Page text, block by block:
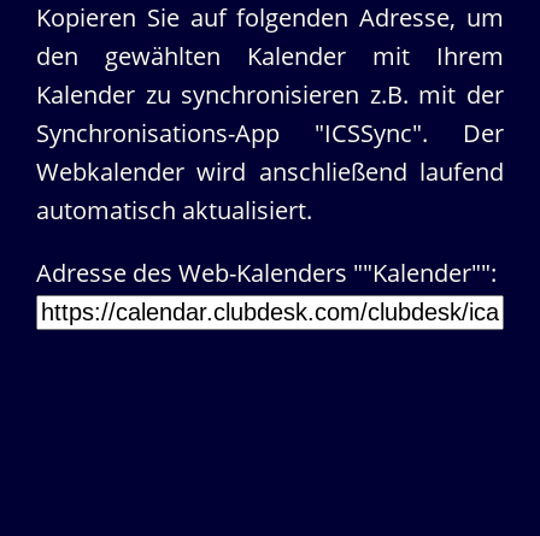
Kopieren Sie auf folgenden Adresse, um
den gewählten Kalender mit Ihrem
Kalender zu synchronisieren z.B. mit der
Synchronisations-App "ICSSync". Der
Webkalender wird anschließend laufend
automatisch aktualisiert.
Adresse des Web-Kalenders ""Kalender"":